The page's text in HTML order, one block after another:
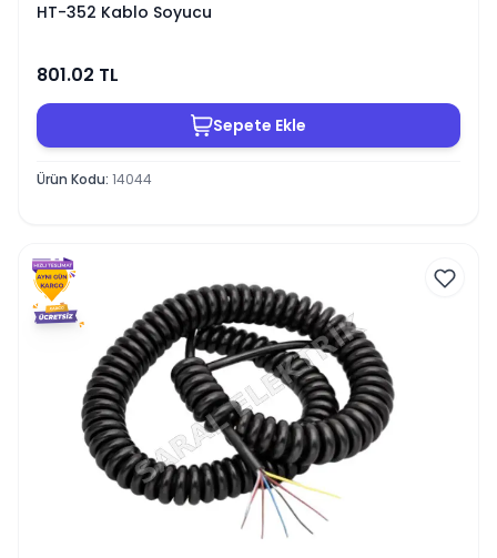
HT-352 Kablo Soyucu
801.02 TL
Sepete Ekle
Ürün Kodu: 14044